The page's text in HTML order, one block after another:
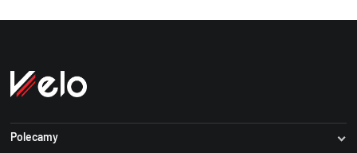
Polecamy